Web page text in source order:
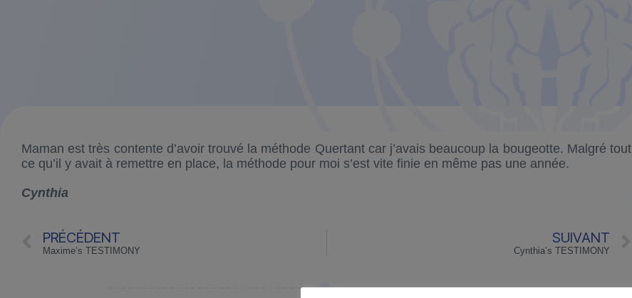
Maman est très contente d’avoir trouvé la méthode Quertant car j’avais beaucoup la bougeotte. Malgré tout
ce qu’il y avait à remettre en place, la méthode pour moi s’est vite finie en même pas une année.
Cynthia
PRÉCÉDENT
Maxime’s TESTIMONY
SUIVANT
Cynthia’s TESTIMONY